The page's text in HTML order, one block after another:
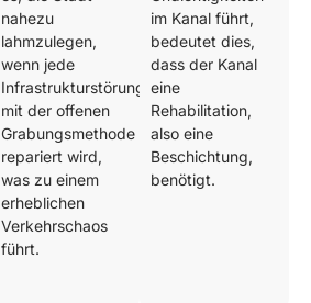
nahezu
lahmzulegen,
wenn jede
Infrastrukturstörung
mit der offenen
Grabungsmethode
repariert wird,
was zu einem
erheblichen
Verkehrschaos
führt.
im Kanal führt,
bedeutet dies,
dass der Kanal
eine
Rehabilitation,
also eine
Beschichtung,
benötigt.